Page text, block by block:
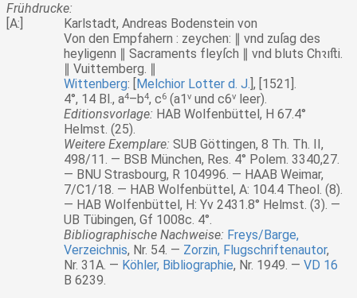
Frühdrucke:
[A:]
Karlstadt, Andreas Bodenstein von
Von den Empfahern : zeychen: ∥ vnd zuſag des
heyligenn ∥ Sacraments fleyſch ∥ vnd bluts Chꝛıﬅi.
∥ Vuittemberg. ∥
Wittenberg: [ Melchior Lotter d. J. ], [1521].
4°, 14 Bl., a4–b4, c6 (a1 v und c6v
leer).
Editionsvorlage: HAB Wolfenbüttel, H 67.4°
Helmst. (25).
Weitere Exemplare: SUB Göttingen, 8 Th. Th. II,
498/11. — BSB München, Res. 4° Polem. 3340,27.
— BNU Strasbourg, R 104996. — HAAB Weimar,
7/C1/18. — HAB Wolfenbüttel, A: 104.4 Theol. (8).
— HAB Wolfenbüttel, H: Yv 2431.8° Helmst. (3). —
UB Tübingen, Gf 1008c. 4°.
Bibliographische Nachweise: Freys/Barge,
Verzeichnis, Nr. 54. Zorzin, Flugschriftenautor,
Nr. 31A.
Köhler, Bibliographie, Nr. 1949.
VD 16
B 6239.